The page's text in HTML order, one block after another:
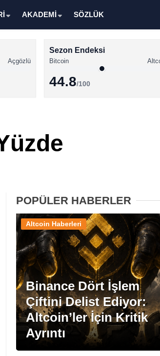
XRP
Memecoin
Stablecoin
AKADEMİ SÖZLÜK
Açgözlü
Sezon Endeksi
Bitcoin
44.8/100
POPÜLER HABERLER
Binance Dört İşlem
Çiftini Delist Ediyor:
Altcoin’ler İçin Kritik
Ayrıntı
Altcoin Haberleri